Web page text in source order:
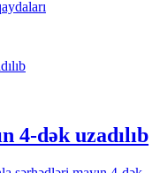
4-dək uzadılıb